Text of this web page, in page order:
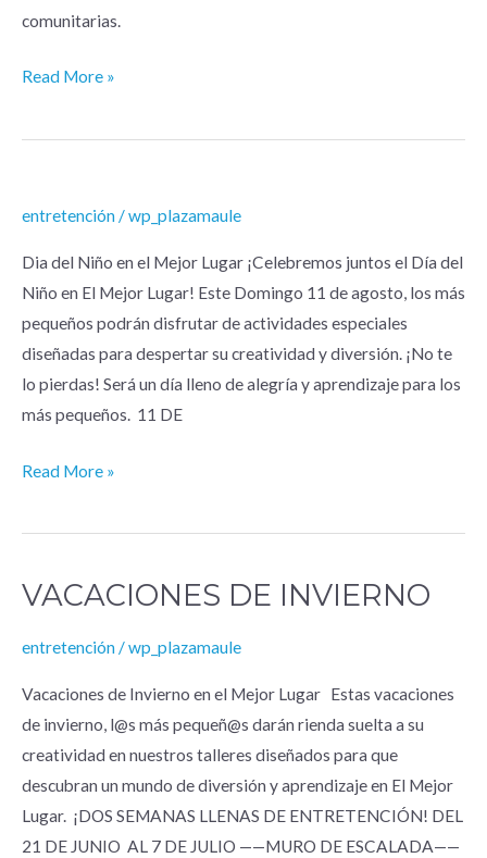
comunitarias.
Read More »
entretención /wp_plazamaule
Dia del Niño en el Mejor Lugar ¡Celebremos juntos el Día del
Niño en El Mejor Lugar! Este Domingo 11 de agosto, los más
pequeños podrán disfrutar de actividades especiales
diseñadas para despertar su creatividad y diversión. ¡No te
lo pierdas! Será un día lleno de alegría y aprendizaje para los
más pequeños. 11 DE
Read More »
VACACIONES DE INVIERNO
entretención /wp_plazamaule
Vacaciones de Invierno en el Mejor Lugar Estas vacaciones
de invierno, l@s más pequeñ@s darán rienda suelta a su
creatividad en nuestros talleres diseñados para que
descubran un mundo de diversión y aprendizaje en El Mejor
Lugar. ¡DOS SEMANAS LLENAS DE ENTRETENCIÓN! DEL
21 DE JUNIO AL 7 DE JULIO ——MURO DE ESCALADA——
Vacaciones
Invierno